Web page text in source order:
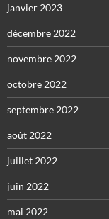
janvier 2023
décembre 2022
novembre 2022
octobre 2022
septembre 2022
août 2022
juillet 2022
juin 2022
mai 2022